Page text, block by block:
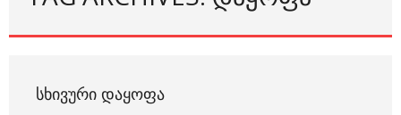
ᲡᲮᲘᲕᲣᲠᲘ ᲓᲐᲧᲝᲤᲐ